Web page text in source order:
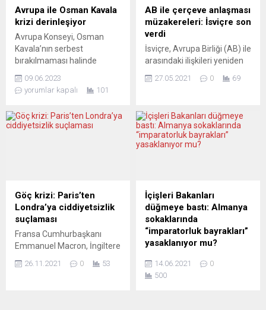
sınırda aileler ve çocuklar da
uluslararası koruma,
barınma ve yardım isteyen
düzensiz göçmenlerin “geri
itildiğine” yönelik haberlerin
endişe...
faşizmin sembolik
yerlerinden biri olarak bilinen
ve diktatör Franco’nun
de los Caidos’da (Şehitler
Vadisi) geçtiğimiz...
Avrupa ile Osman Kavala
krizi derinleşiyor
Avrupa Konseyi, Osman
Kavala’nın serbest
bırakılmaması halinde
Ankara’ya yönelik olası
yaptırımları
Avrupa Konseyi arasında
siyasi ve diplomatik krize
İnsan Hakları Mahkemesi
(AİHM) kararı gereği Osman
Kavala’nın serbest
bırakılmaması halinde Eylül
2023’ten itibaren...
09.06.2023
yorumlar kapalı
101
AB ile çerçeve anlaşması
müzakereleri: İsviçre son
verdi
İsviçre, Avrupa Birliği (AB) ile
arasındaki ilişkileri yeniden
anlaşmaya ilişkin
ticaret ortağı AB ile 2014
yılından beri müzakere ettiği
ve ilişkileri düzenleyen
anlaşması müzakerelerini,
serbest dolaşım, kamu
desteklemeleri, vatandaşlık
hakları ve ücretler gibi
çeşitli...
27.05.2021 0 69
Göç krizi: Paris’ten
Londra’ya ciddiyetsizlik
suçlaması
Fransa Cumhurbaşkanı
Emmanuel Macron, İngiltere
Manş Denizi’nde yaşanan
26.11.2021 0 53
İçişleri Bakanları
düğmeye bastı: Almanya
sokaklarında
“imparatorluk bayrakları”
yasaklanıyor mu?
gösterilerinde sık sık
karşımıza çıkan ve nazi
14.06.2021
0
500